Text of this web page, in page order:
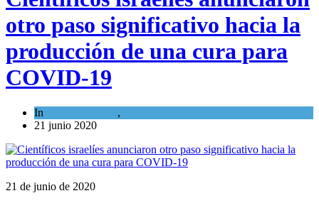
otro paso significativo hacia la
producción de una cura para
COVID-19
In ,
21 junio 2020
21 de junio de 2020